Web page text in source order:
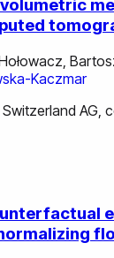
volumetric
,
Kaczmar
AG,